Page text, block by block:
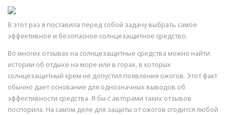
В этот раз я поставила перед собой задачу выбрать самое
эффективное и безопасное солнцезащитное средство.
Во многих отзывах на солнцезащитные средства можно найти
истории об отдыхе на море или в горах, в которых
солнцезащитный крем не допустил появления ожогов. Этот факт
обычно дает основание для однозначных выводов об
эффективности средства. Я бы с авторами таких отзывов
поспорила. На самом деле для защиты от ожогов сгодится любой